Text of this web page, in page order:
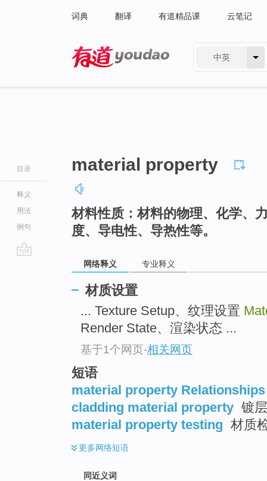
词典 翻译 有道精品课 云笔记
中英
目录
释义
用法
例句
material property
材料性质：材料的物理、化学、
度、导电性、导热性等。
网络释义 专业释义
材质设置
... Texture Setup、纹理设置
Render State、渲染状态 ...
基于1个网页-相关网页
短语
material property Relationships
cladding material property 镀
material property testing 材质
更多网络短语
同近义词